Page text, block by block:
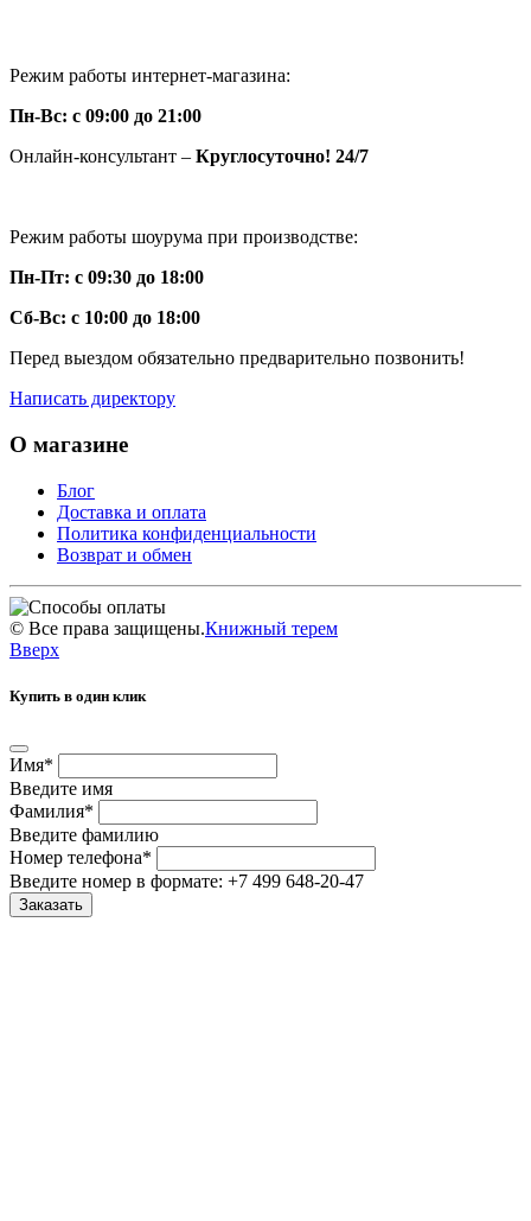
Режим работы интернет-магазина:
Пн-Вс: с 09:00 до 21:00
Онлайн-консультант – Круглосуточно! 24/7
Режим работы шоурума при производстве:
Пн-Пт: с 09:30 до 18:00
Сб-Вс: с 10:00 до 18:00
Перед выездом обязательно предварительно позвонить!
Написать директору
О магазине
Блог
Доставка и оплата
Политика конфиденциальности
Возврат и обмен
© Все права защищены.Книжный терем
Вверх
Купить в один клик
Имя*
Введите имя
Фамилия*
Введите фамилию
Номер телефона*
Введите номер в формате: +7 499 648-20-47
Заказать